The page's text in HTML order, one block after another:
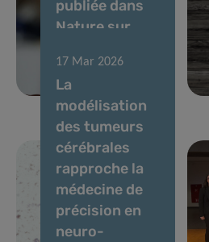
publiée dans
Nature sur
tumeurs
cérébrales
17 Mar 2026
La
modélisation
des tumeurs
cérébrales
rapproche la
médecine de
précision en
neuro-